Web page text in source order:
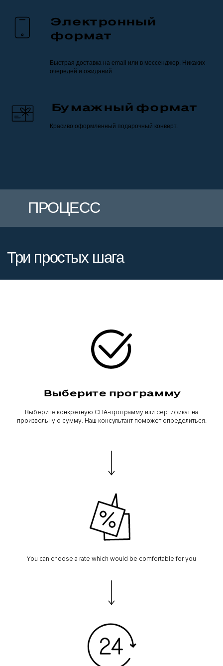
Электронный
формат
Быстрая доставка на email или в мессенджер. Никаких
очередей и ожиданий
Бумажный формат
Красиво оформленный подарочный конверт.
Выберите программу
Выберите конкретную СПА-программу или сертификат на
произвольную сумму. Наш консультант поможет определиться.
You can choose a rate which would be comfortable for you
Подборка для него